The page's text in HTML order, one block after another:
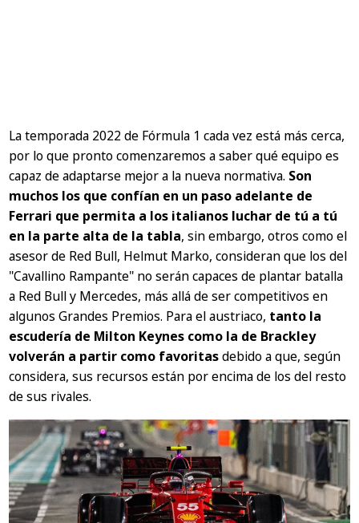
La temporada 2022 de Fórmula 1 cada vez está más cerca,
por lo que pronto comenzaremos a saber qué equipo es
capaz de adaptarse mejor a la nueva normativa. Son
muchos los que confían en un paso adelante de
Ferrari que permita a los italianos luchar de tú a tú
en la parte alta de la tabla, sin embargo, otros como el
asesor de Red Bull, Helmut Marko, consideran que los del
"Cavallino Rampante" no serán capaces de plantar batalla
a Red Bull y Mercedes, más allá de ser competitivos en
algunos Grandes Premios. Para el austriaco, tanto la
escudería de Milton Keynes como la de Brackley
volverán a partir como favoritasdebido a que, según
considera, sus recursos están por encima de los del resto
de sus rivales.